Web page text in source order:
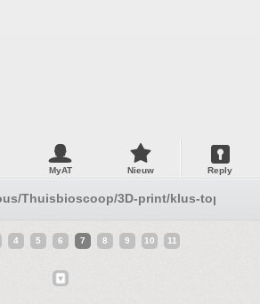
MyAT Nieuw Reply
Thuisbioscoop/3D-print/klus-topic #15
4 5 6 7 8 9 10 11